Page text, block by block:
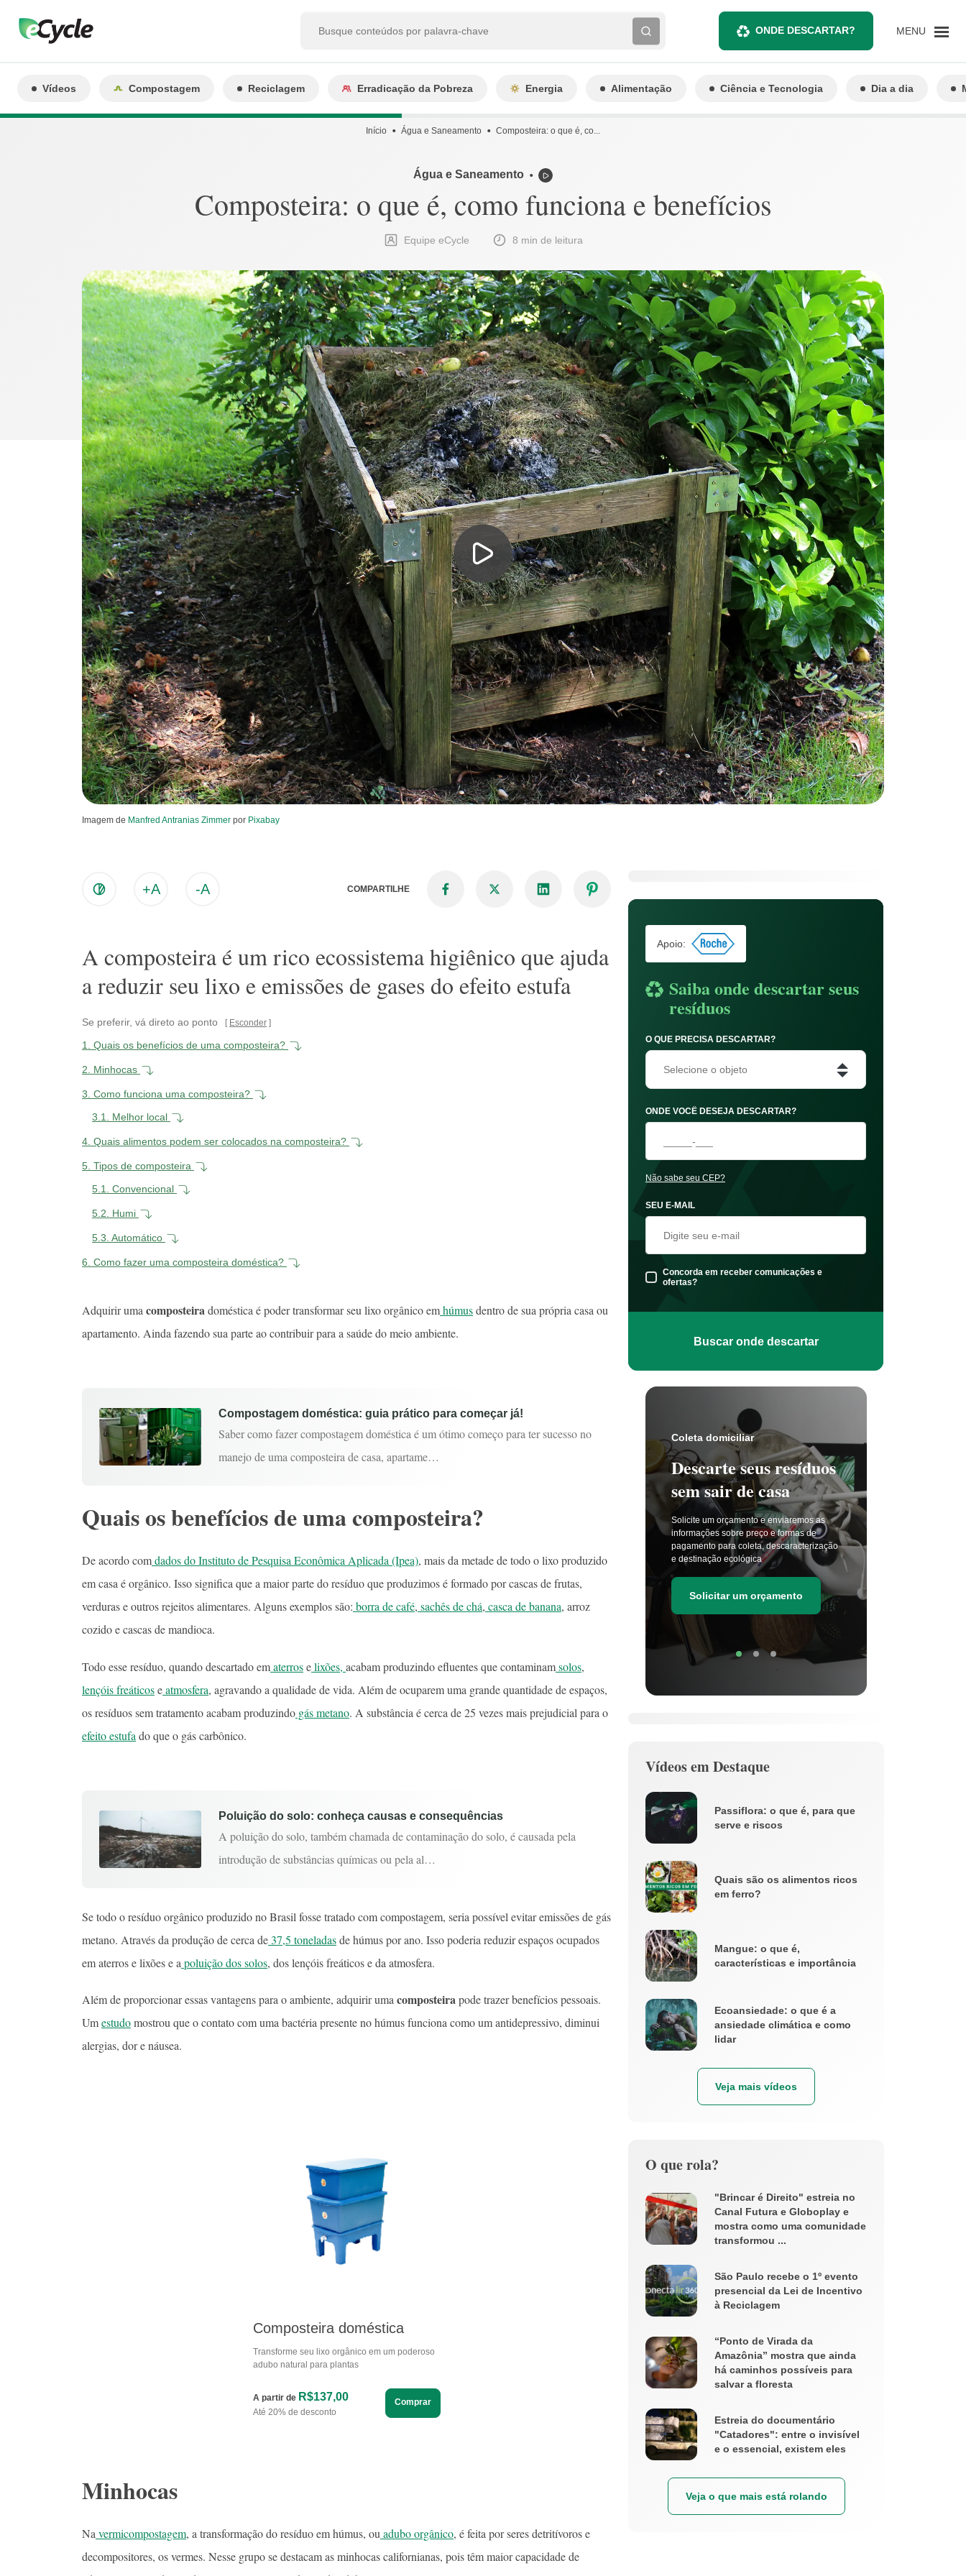
ONDE DESCARTAR? MENU
Vídeos Compostagem Reciclagem Erradicação da Pobreza Energia Alimentação Ciência e Tecnologia Dia a dia
Início Água e Saneamento Composteira: o que é, co...
Água e Saneamento ⬤
Composteira: o que é, como funciona e benefícios
Equipe eCycle 8 min de leitura
Imagem de Manfred Antranias Zimmer por Pixabay
+A -A COMPARTILHE
A composteira é um rico ecossistema higiênico que ajuda
a reduzir seu lixo e emissões de gases do efeito estufa
Se preferir, vá direto ao ponto Esconder
1. Quais os benefícios de uma composteira?
2. Minhocas
3. Como funciona uma composteira?
3.1.
Melhor local
4. Quais alimentos podem ser colocados na composteira?
5. Tipos de composteira
5.1.
Convencional
5.2. Humi
5.3. Automático
6. Como fazer uma composteira doméstica?
Adquirir umacomposteiradoméstica é poder transformar seu lixo orgânico emhúmusdentro de sua própria casa ou
apartamento. Ainda fazendo sua parte ao contribuir para a saúde do meio ambiente.
Compostagem doméstica: guia prático para começar já!
Saber como fazer compostagem doméstica é um ótimo começo para ter sucesso no
manejo de uma composteira de casa, apartame…
Quais os benefícios de uma composteira?
De acordo comdados do Instituto de Pesquisa Econômica Aplicada (Ipea), mais da metade de todo o lixo produzido
em casa é orgânico. Isso significa que a maior parte do resíduo que produzimos é formado por cascas de frutas,
verduras e outros rejeitos alimentares. Alguns exemplos são: borra de café, sachês de chá, casca de banana, arroz
cozido e cascas de mandioca.
Todo esse resíduo, quando descartado ematerroselixões, acabam produzindo efluentes que contaminamsolos,
lençóis freáticoseatmosfera, agravando a qualidade de vida. Além de ocuparem uma grande quantidade de espaços,
os resíduos sem tratamento acabam produzindo gás metano. A substância é cerca de 25 vezes mais prejudicial para o
efeito estufa do que o gás carbônico.
Poluição do solo: conheça causas e consequências
A poluição do solo, também chamada de contaminação do solo, é causada pela
introdução de substâncias químicas ou pela al…
Se todo o resíduo orgânico produzido no Brasil fosse tratado com compostagem, seria possível evitar emissões de gás
metano. Através da produção de cerca de37,5 toneladasde húmus por ano. Isso poderia reduzir espaços ocupados
em aterros e lixões e a poluição dos solos, dos lençóis freáticos e da atmosfera.
Além de proporcionar essas vantagens para o ambiente, adquirir uma composteirapode trazer benefícios pessoais.
Umestudomostrou que o contato com uma bactéria presente no húmus funciona como um antidepressivo, diminui
alergias, dor e náusea.
Composteira doméstica
Transforme seu lixo orgânico em um poderoso
adubo natural para plantas
A partir de R$137,00
Até 20% de desconto
Comprar
Minhocas
Na vermicompostagem, a transformação do resíduo em húmus, ou adubo orgânico, é feita por seres detritívoros e
decompositores, os vermes. Nesse grupo se destacam as minhocas californianas, pois têm maior capacidade de
Apoio:
Saiba onde descartar seus
resíduos
O QUE PRECISA DESCARTAR?
Selecione o objeto
ONDE VOCÊ DESEJA DESCARTAR?
Não sabe seu CEP?
SEU E-MAIL
Concorda em receber comunicações e
ofertas?
Buscar onde descartar
Coleta domiciliar
Descarte seus resíduos
sem sair de casa
Solicite um orçamento e enviaremos as
informações sobre preço e formas de
pagamento para coleta, descaracterização
e destinação ecológica
Solicitar um orçamento
Vídeos em Destaque
Passiflora: o que é, para que
serve e riscos
Quais são os alimentos ricos
em ferro?
Mangue: o que é,
características e importância
Ecoansiedade: o que é a
ansiedade climática e como
lidar
Veja mais vídeos
O que rola?
"Brincar é Direito" estreia no
Canal Futura e Globoplay e
mostra como uma comunidade
transformou ...
São Paulo recebe o 1º evento
presencial da Lei de Incentivo
à Reciclagem
“Ponto de Virada da
Amazônia” mostra que ainda
há caminhos possíveis para
salvar a floresta
Estreia do documentário
"Catadores": entre o invisível
e o essencial, existem eles
Veja o que mais está rolando